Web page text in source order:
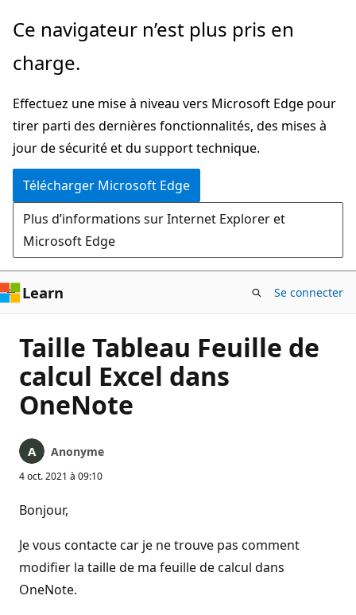
Passer
directement
au
principal
Ce navigateur n’est plus pris en
charge.
Effectuez une mise à niveau vers Microsoft Edge pour
tirer parti des dernières fonctionnalités, des mises à
jour de sécurité et du support technique.
Télécharger Microsoft Edge
Plus d’informations sur Internet Explorer et
Microsoft Edge
Learn Se connecter
Taille Tableau Feuille de
calcul Excel dans
OneNote
Anonyme
4 oct. 2021 à 09:10
Bonjour,
Je vous contacte car je ne trouve pas comment
modifier la taille de ma feuille de calcul dans
OneNote.